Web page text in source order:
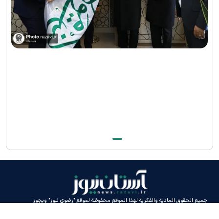
جميع الحقوق المادية والفكرية لهذا الموقع محفوظة لموقع "رضوي نيوز" ويجوز